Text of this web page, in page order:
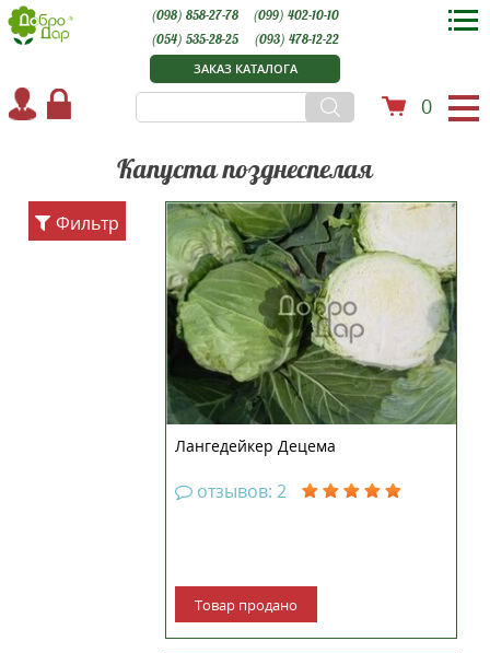
ЗАКАЗ КАТАЛОГА
0
(098) 858-27-78
(099) 402-10-10
(054) 535-28-25
(093) 478-12-22
Капуста позднеспелая
Позднеспелый сорт, который
готов к употреблению через 6
месяцев хранения. Период от
всходов до технической спелости
140-150 дней. Употребляется в
свежем виде, не теряет своих
вкусовых качеств после
длительного хранения. Кочан
твер...
Лангедейкер Децема
отзывов: 2
Товар продано
Фильтр